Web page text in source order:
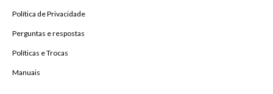
Política de Privacidade
Perguntas e respostas
Políticas e Trocas
Manuais